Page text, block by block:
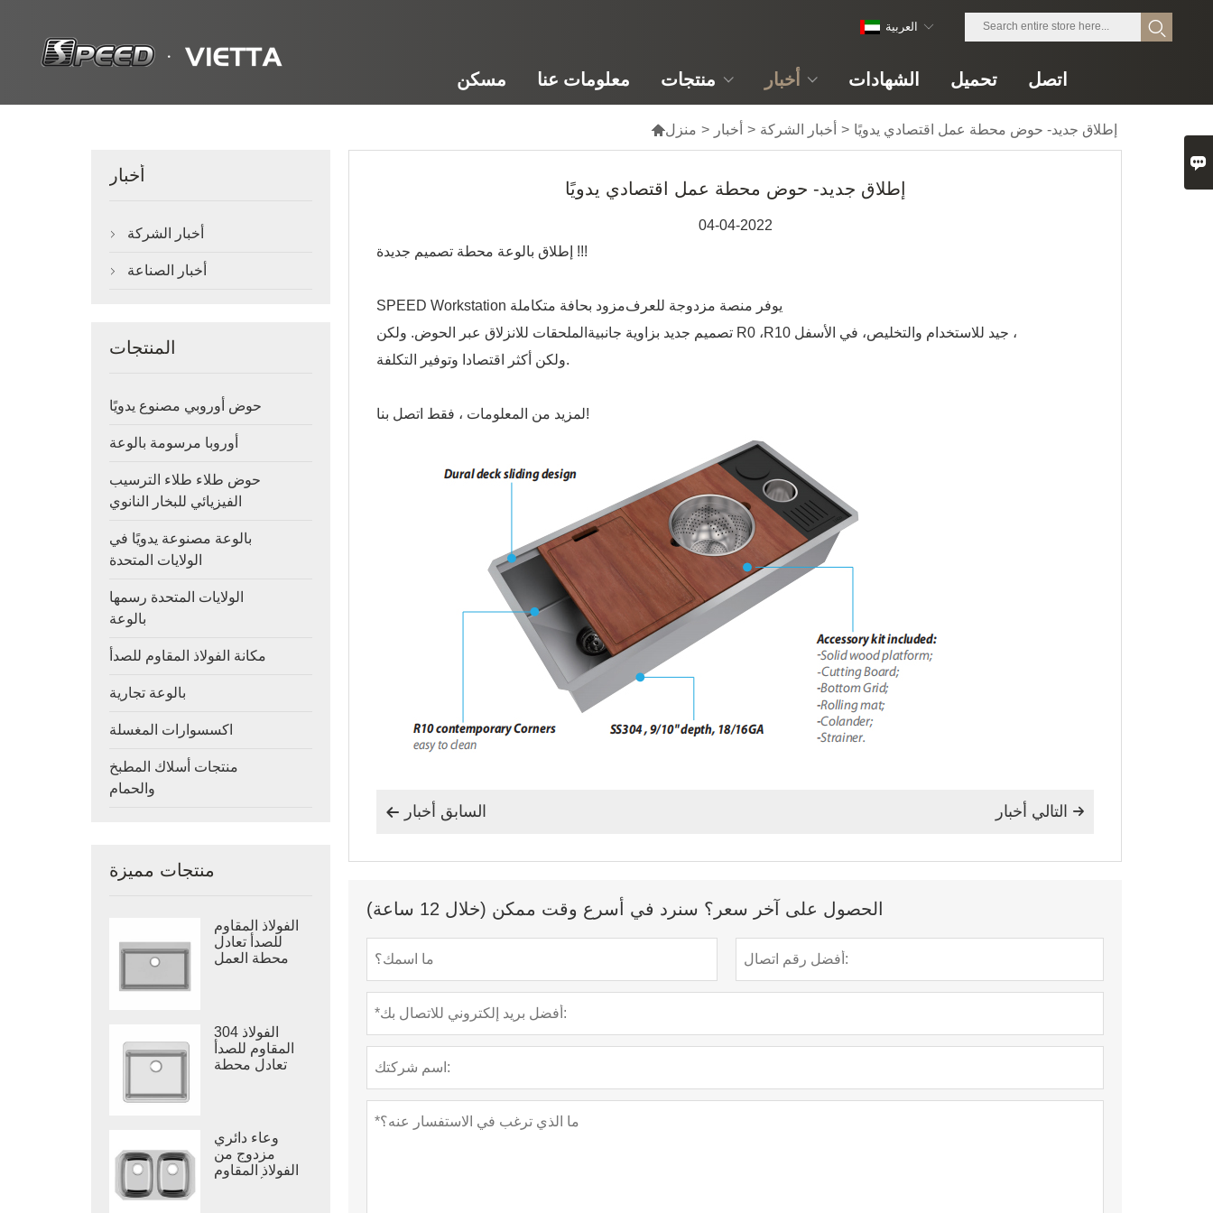
مسكن معلومات عنا منتجات أخبار الشهادات تحميل اتصل
العربية
منزل > أخبار > أخبار الشركة > إطلاق جديد- حوض محطة عمل اقتصادي يدويًا
أخبار
 أخبار الشركة
 أخبار الصناعة
المنتجات
حوض أوروبي مصنوع يدويًا
أوروبا مرسومة بالوعة
حوض طلاء طلاء الترسيب
الفيزيائي للبخار النانوي
بالوعة مصنوعة يدويًا في
الولايات المتحدة
الولايات المتحدة رسمها
بالوعة
مكانة الفولاذ المقاوم للصدأ
بالوعة تجارية
اكسسوارات المغسلة
منتجات أسلاك المطبخ
والحمام
منتجات مميزة
الفولاذ المقاوم
للصدأ تعادل
محطة العمل
304 الفولاذ
المقاوم للصدأ
تعادل محطة
وعاء دائري
مزدوج من
الفولاذ المقاوم
إطلاق جديد- حوض محطة عمل اقتصادي يدويًا
04-04-2022
إطلاق بالوعة محطة تصميم جديدة !!!
SPEED Workstation مزود بحافة متكاملةيوفر منصة مزدوجة للعرف
الملحقات للانزلاق عبر الحوض. ولكن
تصميم جديد بزاوية جانبية R0 ، R10 في الأسفل ،
جيد للاستخدام والتخليص ،
ولكن أكثر اقتصادا وتوفير التكلفة.
لمزيد من المعلومات ، فقط اتصل بنا!
 السابق أخبار  التالي أخبار
الحصول على آخر سعر؟ سنرد في أسرع وقت ممكن (خلال 12 ساعة)
